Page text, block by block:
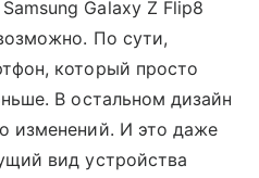
Galaxy Z Flip8
По сути,
который просто
В остальном дизайн
изменений. И это даже
вид устройства